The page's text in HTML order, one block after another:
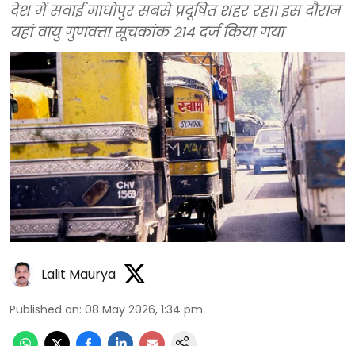
देश में सवाई माधोपुर सबसे प्रदूषित शहर रहा। इस दौरान
यहां वायु गुणवत्ता सूचकांक 214 दर्ज किया गया
Lalit Maurya
Published on: 08 May 2026, 1:34 pm